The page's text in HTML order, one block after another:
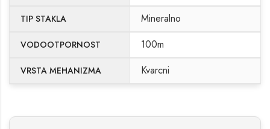
TIP STAKLA Mineralno
VODOOTPORNOST 100m
VRSTA MEHANIZMA Kvarcni